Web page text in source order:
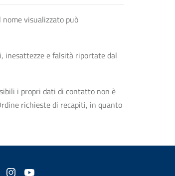
visualizzato può
inesattezze e falsità riportate dal
i propri dati di contatto non è
richieste di recapiti, in quanto
Facebook
(nuova scheda - new tab)
Instagram
(nuova scheda - new tab)